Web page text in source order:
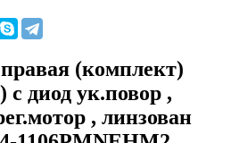
(комплект)
диод ук.повор ,
, линзован